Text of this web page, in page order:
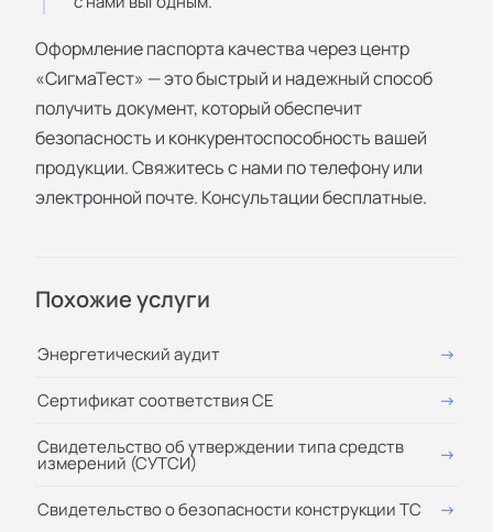
Оформление паспорта качества через центр
«СигмаТест» — это быстрый и надежный способ
получить документ, который обеспечит
безопасность и конкурентоспособность вашей
продукции. Свяжитесь с нами по телефону или
электронной почте. Консультации бесплатные.
Похожие услуги
Энергетический аудит
Сертификат соответствия СЕ
Свидетельство об утверждении типа средств
измерений (СУТСИ)
Свидетельство о безопасности конструкции ТС